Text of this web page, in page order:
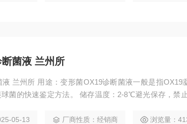
菌液 兰州所
验，是一
菌的快速鉴定方法。 储存温度：2-8℃避光保存，禁
05-13 厂商性质：经销商 浏览量：